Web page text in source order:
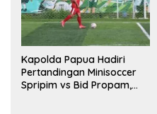
Kapolda Papua Hadiri
Pertandingan Minisoccer
Spripim vs Bid Propam,